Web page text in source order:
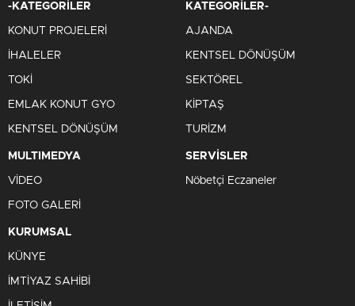
-KATEGORİLER
KONUT PROJELERİ
İHALELER
TOKİ
EMLAK KONUT GYO
KENTSEL DÖNÜŞÜM
KATEGORİLER-
AJANDA
KENTSEL DÖNÜŞÜM
SEKTÖREL
KİPTAŞ
TURİZM
MULTIMEDYA
VİDEO
FOTO GALERİ
SERVİSLER
Nöbetçi Eczaneler
KURUMSAL
KÜNYE
İMTİYAZ SAHİBİ